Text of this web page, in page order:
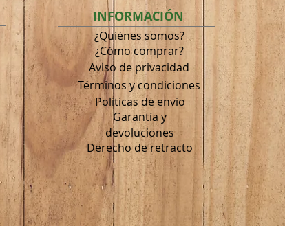
INFORMACIÓN
¿Quiénes somos?
¿Cómo comprar?
Aviso de privacidad
Términos y condiciones
Politicas de envio
Garantía y
devoluciones
Derecho de retracto